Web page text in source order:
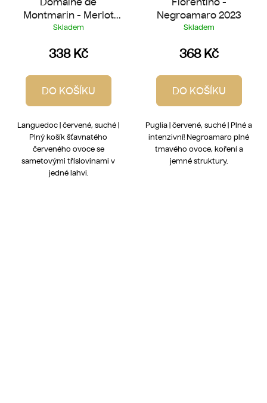
Montmarin - Merlot
2025
Skladem
338 Kč
DO KOŠÍKU
Languedoc | červené, suché |
Plný košík šťavnatého
červeného ovoce se
sametovými tříslovinami v
jedné lahvi.
Negroamaro 2023
Skladem
368 Kč
DO KOŠÍKU
Puglia | červené, suché | Plné a
intenzivní! Negroamaro plné
tmavého ovoce, koření a
jemné struktury.